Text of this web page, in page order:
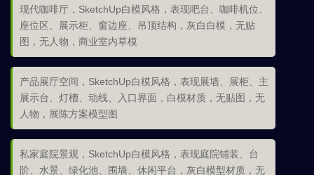
现代咖啡厅，SketchUp白模风格，表现吧台、咖啡机位、
座位区、展示柜、窗边座、吊顶结构，灰白白模，无贴
图，无人物，商业室内草模
产品展厅空间，SketchUp白模风格，表现展墙、展柜、主
展示台、灯槽、动线、入口界面，白模材质，无贴图，无
人物，展陈方案模型图
私家庭院景观，SketchUp白模风格，表现庭院铺装、台
阶、水景、绿化池、围墙、休闲平台，灰白模型材质，无